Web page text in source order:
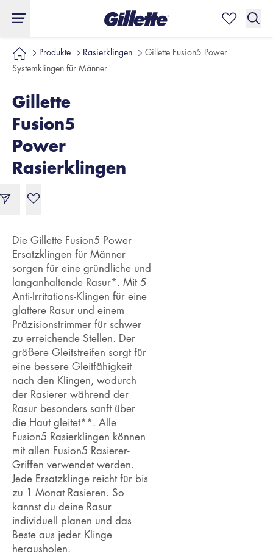
Produkte Rasierklingen
Gillette Fusion5 Power
Systemklingen für Männer
Gillette
Fusion5
Power
Rasierklingen
Die Gillette Fusion5 Power
Ersatzklingen für Männer
sorgen für eine gründliche und
langanhaltende Rasur*. Mit 5
Anti-Irritations-Klingen für eine
glattere Rasur und einem
Präzisionstrimmer für schwer
zu erreichende Stellen. Der
größere Gleitstreifen sorgt für
eine bessere Gleitfähigkeit
nach den Klingen, wodurch
der Rasierer während der
Rasur besonders sanft über
die Haut gleitet**. Alle
Fusion5 Rasierklingen können
mit allen Fusion5 Rasierer-
Griffen verwendet werden.
Jede Ersatzklinge reicht für bis
zu 1 Monat Rasieren. So
kannst du deine Rasur
individuell planen und das
Beste aus jeder Klinge
herausholen.